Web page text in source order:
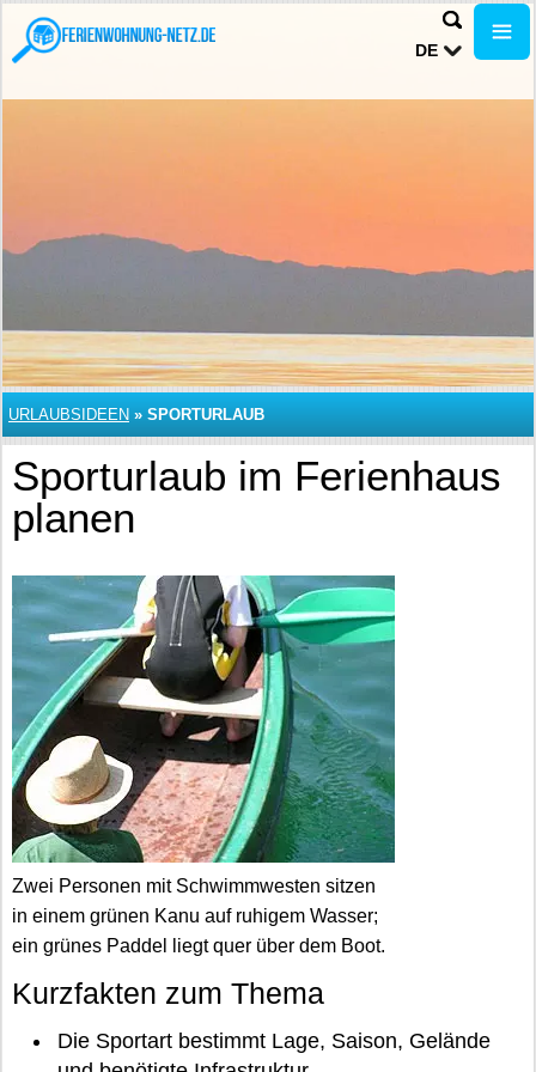
DE
URLAUBSIDEEN » SPORTURLAUB
Sporturlaub im Ferienhaus
planen
Zwei Personen mit Schwimmwesten sitzen
in einem grünen Kanu auf ruhigem Wasser;
ein grünes Paddel liegt quer über dem Boot.
Kurzfakten zum Thema
Die Sportart bestimmt Lage, Saison, Gelände